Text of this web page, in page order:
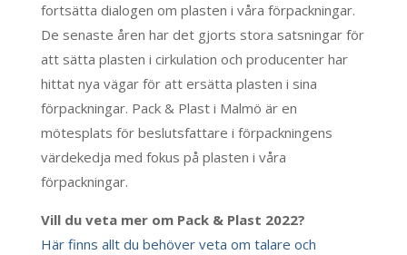
fortsätta dialogen om plasten i våra förpackningar.
De senaste åren har det gjorts stora satsningar för
att sätta plasten i cirkulation och producenter har
hittat nya vägar för att ersätta plasten i sina
förpackningar. Pack & Plast i Malmö är en
mötesplats för beslutsfattare i förpackningens
värdekedja med fokus på plasten i våra
förpackningar.
Vill du veta mer om Pack & Plast 2022?
Här finns allt du behöver veta om talare och